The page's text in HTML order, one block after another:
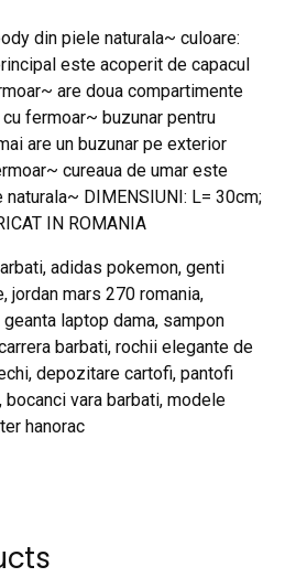
din piele naturala~ culoare:
este acoperit de capacul
are doua compartimente
fermoar~ buzunar pentru
are un buzunar pe exterior
cureaua de umar este
DIMENSIUNI: L= 30cm;
IN ROMANIA
adidas pokemon, genti
jordan mars 270 romania,
laptop dama, sampon
barbati, rochii elegante de
depozitare cartofi, pantofi
vara barbati, modele
hanorac